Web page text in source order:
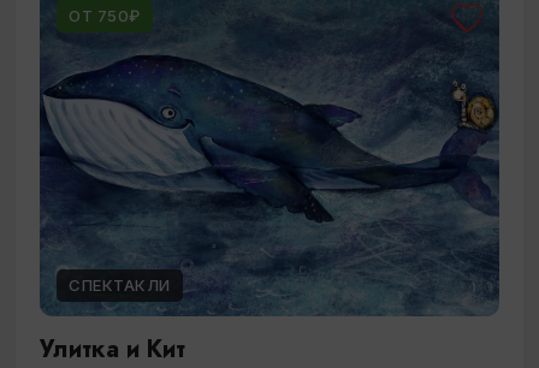
ОТ 750₽
СПЕКТАКЛИ
Улитка и Кит